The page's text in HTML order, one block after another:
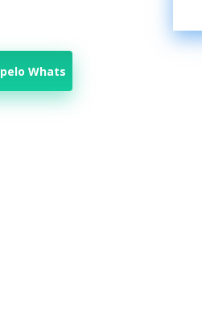
Whats